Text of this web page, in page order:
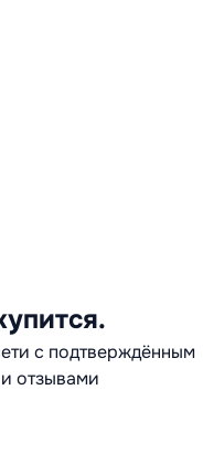
.
с подтверждённым
отзывами